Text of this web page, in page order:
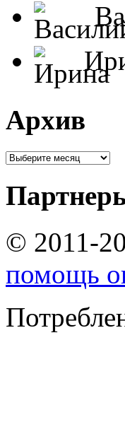
Архив
© 2011-
помощь